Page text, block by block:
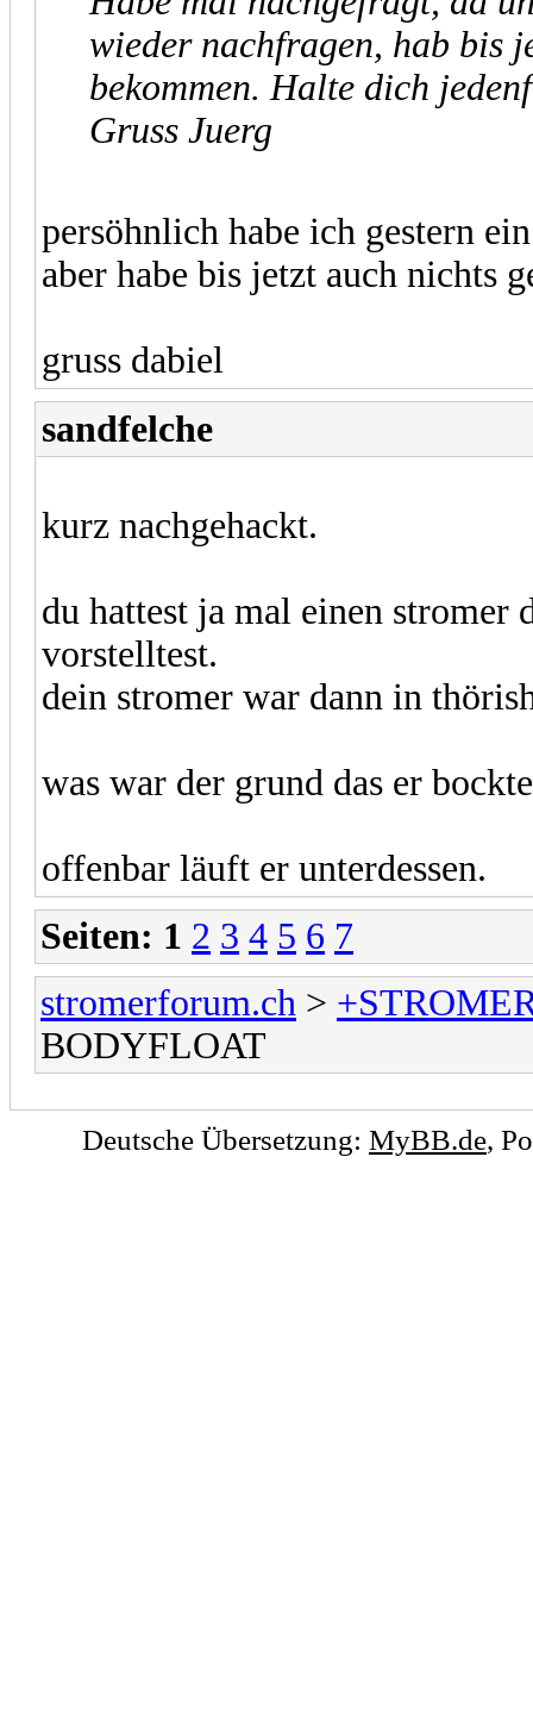
wieder nachfragen, hab bis
bekommen. Halte dich
Gruss Juerg
persöhnlich habe ich gestern
aber habe bis jetzt auch nichts
gruss dabiel
sandfelche
kurz nachgehackt.
du hattest ja mal einen stromer
vorstelltest.
dein stromer war dann in
was war der grund das er
offenbar läuft er unterdessen.
Seiten: 1 2 3 4 5 6 7
stromerforum.ch >
BODYFLOAT
Deutsche Übersetzung: MyBB.de,